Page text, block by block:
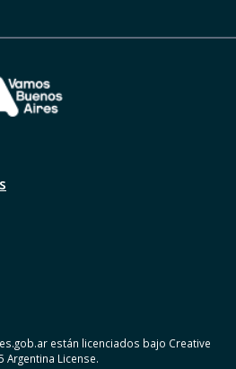
están licenciados bajo Creative
Argentina License.